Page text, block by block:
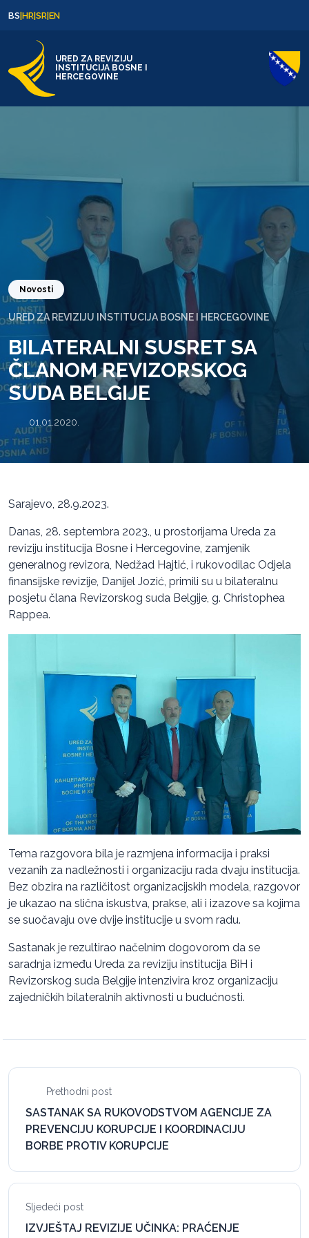
BS|HR|SR|EN
URED ZA REVIZIJU
INSTITUCIJA BOSNE I
HERCEGOVINE
Novosti
URED ZA REVIZIJU INSTITUCIJA BOSNE I HERCEGOVINE
BILATERALNI SUSRET SA
ČLANOM REVIZORSKOG
SUDA BELGIJE
01.01.2020.
Sarajevo, 28.9.2023.
Danas, 28. septembra 2023., u prostorijama Ureda za
reviziju institucija Bosne i Hercegovine, zamjenik
generalnog revizora, Nedžad Hajtić, i rukovodilac Odjela
finansijske revizije, Danijel Jozić, primili su u bilateralnu
posjetu člana Revizorskog suda Belgije, g. Christophea
Rappea.
Tema razgovora bila je razmjena informacija i praksi
vezanih za nadležnosti i organizaciju rada dvaju institucija.
Bez obzira na različitost organizacijskih modela, razgovor
je ukazao na slična iskustva, prakse, ali i izazove sa kojima
se suočavaju ove dvije institucije u svom radu.
Sastanak je rezultirao načelnim dogovorom da se
saradnja između Ureda za reviziju institucija BiH i
Revizorskog suda Belgije intenzivira kroz organizaciju
zajedničkih bilateralnih aktivnosti u budućnosti.
Prethodni post
SASTANAK SA RUKOVODSTVOM AGENCIJE ZA
PREVENCIJU KORUPCIJE I KOORDINACIJU
BORBE PROTIV KORUPCIJE
Sljedeći post
IZVJEŠTAJ REVIZIJE UČINKA: PRAĆENJE